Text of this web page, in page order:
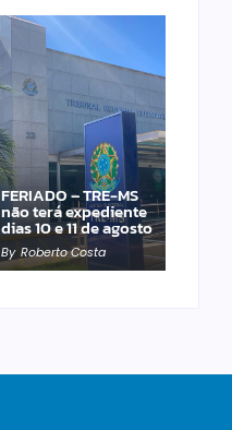
FERIADO – TRE-MS
não terá expediente
dias 10 e 11 de agosto
By Roberto Costa